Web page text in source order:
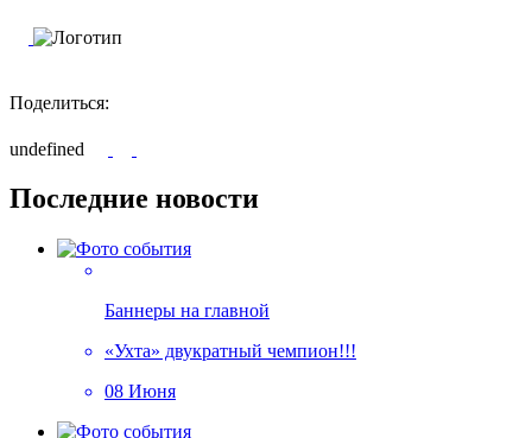
Поделиться:
undefined
Последние новости
Баннеры на главной
«Ухта» двукратный чемпион!!!
08 Июня